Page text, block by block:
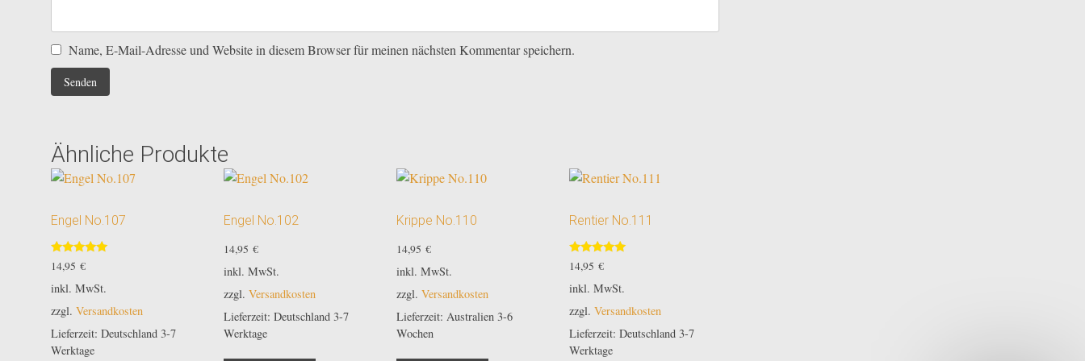
Name, E-Mail-Adresse und Website in diesem Browser für meinen nächsten Kommentar speichern.
Ähnliche Produkte
Engel No.107
Bewertet
mit
5.00
von 5
14,95 €
inkl. MwSt.
zzgl. Versandkosten
Lieferzeit: Deutschland 3-7
Werktage
Engel No.102
14,95€
inkl. MwSt.
zzgl.Versandkosten
Lieferzeit:Deutschland 3-7
Werktage
Krippe No.110
14,95€
inkl. MwSt.
zzgl.Versandkosten
Lieferzeit:Australien 3-6
Wochen
Rentier No.111
Bewertet
mit
5.00
von 5
14,95€
inkl. MwSt.
zzgl.Versandkosten
Lieferzeit:Deutschland 3-7
Werktage